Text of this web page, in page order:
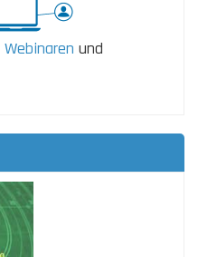
Webinaren und